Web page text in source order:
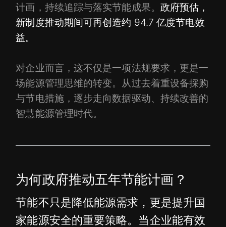
计画，持续追踪与落实节能成果。 政府预估，
新制度推动期间可再创造约 94.7 亿度节电效
益。
对企业而言，这不仅是一项法规要求，更是一
场能源管理思维的转变。从过去着重设备採购
与节电措施，逐步走向数据驱动、持续改善的
智慧能源管理时代。
为何政府推动五年节能计画？
节能不只是降低能源需求，更是提升国
家能源安全的重要策略。当企业能有效